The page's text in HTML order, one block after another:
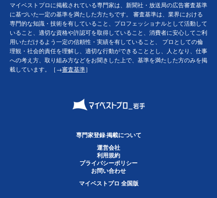
マイベストプロに掲載されている専門家は、新聞社・放送局の広告審査基準
に基づいた一定の基準を満たした方たちです。 審査基準は、業界における
専門的な知識・技術を有していること、プロフェッショナルとして活動して
いること、適切な資格や許認可を取得していること、消費者に安心してご利
用いただけるよう一定の信頼性・実績を有していること、 プロとしての倫
理観・社会的責任を理解し、適切な行動ができることとし、人となり、仕事
への考え方、取り組み方などをお聞きした上で、基準を満たした方のみを掲
載しています。［→審査基準］
専門家登録·掲載について
運営会社
利用規約
プライバシーポリシー
お問い合わせ
マイベストプロ 全国版